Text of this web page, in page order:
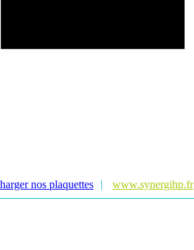
nos plaquettes | www.synergihp.fr